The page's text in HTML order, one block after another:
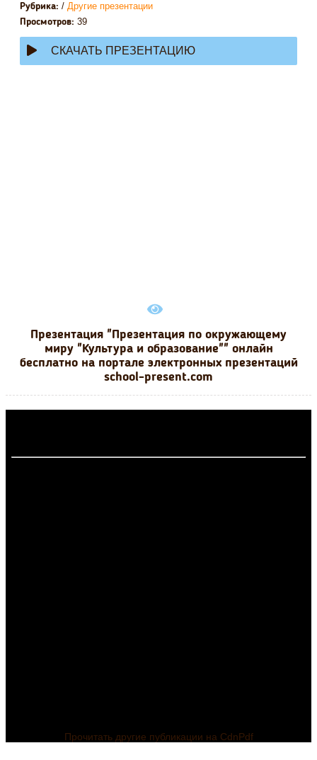
Рубрика: / Другие презентации
Просмотров: 39
СКАЧАТЬ ПРЕЗЕНТАЦИЮ
Презентация "Презентация по окружающему
миру "Культура и образование"" онлайн
бесплатно на портале электронных презентаций
school-present.com
Прочитать другие публикации на CdnPdf